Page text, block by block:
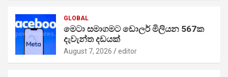
GLOBAL
මෙටා සමාගමට ඩොලර් මිලියන 567ක
දැවැන්ත දඩයක්
August 7, 2026 editor